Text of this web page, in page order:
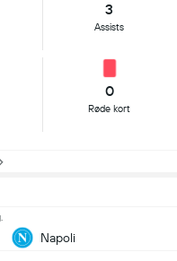
3
Assists
0
Røde kort
Napoli